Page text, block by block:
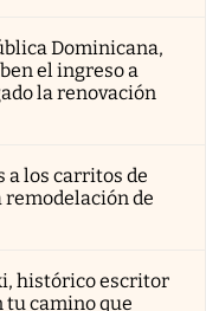
Dominicana,
el ingreso a
la renovación
a los carritos de
de
histórico escritor
tu camino que